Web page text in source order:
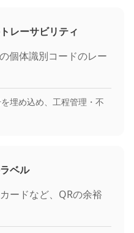
レーサビリティ
個体識別コードのレー
埋め込め、工程管理・不
ベル
ードなど、QRの余裕